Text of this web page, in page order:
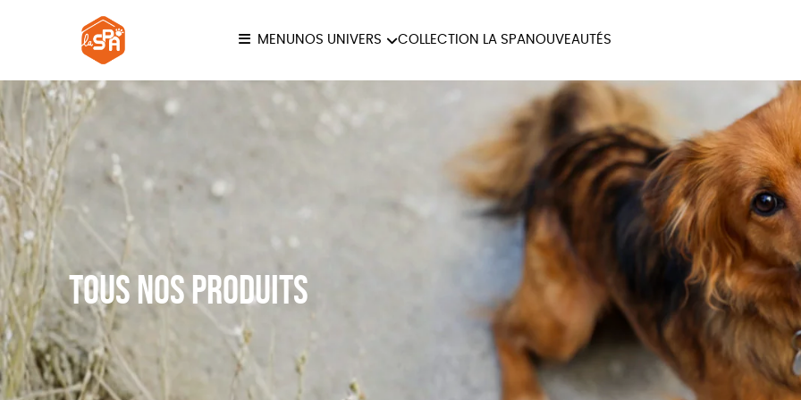
MENU NOS UNIVERS
COLLECTION LA SPA BIEN-ÊTRE
PAPETERIE JE
COLLECTION LA SPANOUVEAUTÉS
Tous nos produits